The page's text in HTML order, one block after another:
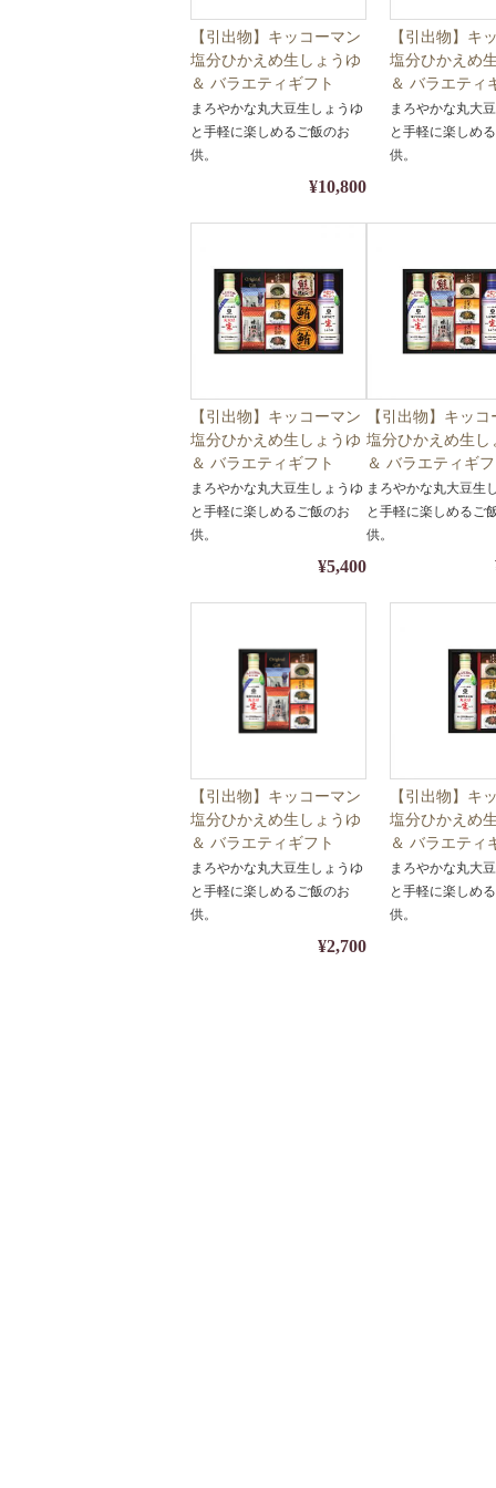
【引出物】キッコーマン
塩分ひかえめ生しょうゆ
＆ バラエティギフト
Y26-08【ギフト・醤油・
調味料】【包装・熨斗対
応】
まろやかな丸大豆生しょうゆ
と手軽に楽しめるご飯のお
供。
¥10,800
【引出物】キ
塩分ひかえめ
＆ バラエテ
Y26-07【ギフ
調味料】【包
応】
まろやかな丸大
と手軽に楽しめ
供。
【引出物】キッコーマン
塩分ひかえめ生しょうゆ
＆ バラエティギフト
Y26-05【ギフト・醤油・
調味料】【包装・熨斗対
応】
まろやかな丸大豆生しょうゆ
と手軽に楽しめるご飯のお
供。
¥5,400
【引出物】キッ
塩分ひかえめ生し
＆ バラエティギ
Y26-04【ギフト
調味料】【包装・
応】
まろやかな丸大豆生
と手軽に楽しめるご
供。
【引出物】キッコーマン
塩分ひかえめ生しょうゆ
＆ バラエティギフト
Y26-02【ギフト・醤油・
調味料】【包装・熨斗対
応】
まろやかな丸大豆生しょうゆ
と手軽に楽しめるご飯のお
供。
¥2,700
【引出物】キ
塩分ひかえめ
＆ バラエテ
Y26-01【ギフ
調味料】【包
応】
まろやかな丸大
と手軽に楽しめ
供。